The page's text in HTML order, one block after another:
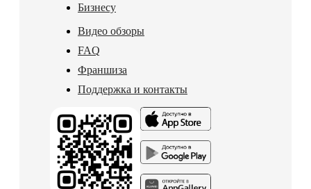
Бизнесу
Видео обзоры
FAQ
Франшиза
Поддержка и контакты